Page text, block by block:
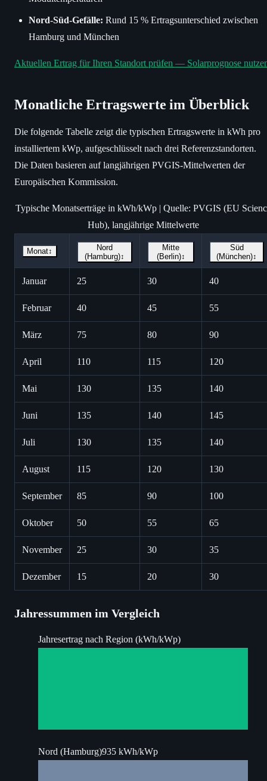
Nord-Süd-Gefälle: Rund 15 % Ertragsunterschied zwischen
Hamburg und München
Aktuellen Ertrag für Ihren Standort prüfen — Solarprognose
Monatliche Ertragswerte im Überblick
Die folgende Tabelle zeigt die typischen Ertragswerte in kWh pro
installiertem kWp, aufgeschlüsselt nach drei Referenzstandorten.
Die Daten basieren auf langjährigen PVGIS-Mittelwerten der
Europäischen Kommission.
Typische Monatserträge in kWh/kWp | Quelle: PVGIS (EU
Hub), langjährige Mittelwerte
Monat↕
Nord
(Hamburg)↕
Mitte
(Berlin)↕
Süd
(München)↕
Januar 25 30 40
Februar 40 45 55
März 75 80 90
April 110 115 120
Mai 130 135 140
Juni 135 140 145
Juli 130 135 140
August 115 120 130
September 85 90 100
Oktober 50 55 65
November 25 30 35
Dezember 15 20 30
Jahressummen im Vergleich
Jahresertrag nach Region (kWh/kWp)
Nord (Hamburg)935 kWh/kWp